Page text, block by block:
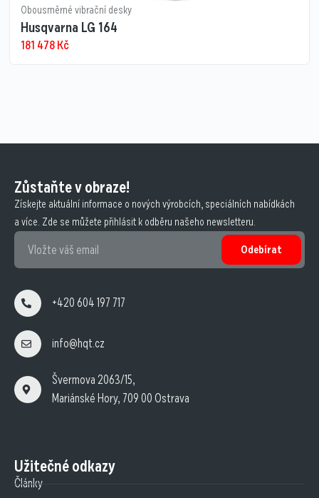
Obousměrné vibrační desky
Husqvarna LG 164
181 478Kč
Zůstaňte v obraze!
Získejte aktuální informace o nových výrobcích, speciálních nabídkách
a více. Zde se můžete přihlásit k odběru našeho newsletteru.
Odebírat
+420 604 197 717
info@hqt.cz
Švermova 2063/15,
Mariánské Hory, 709 00 Ostrava
Užitečné odkazy
Články